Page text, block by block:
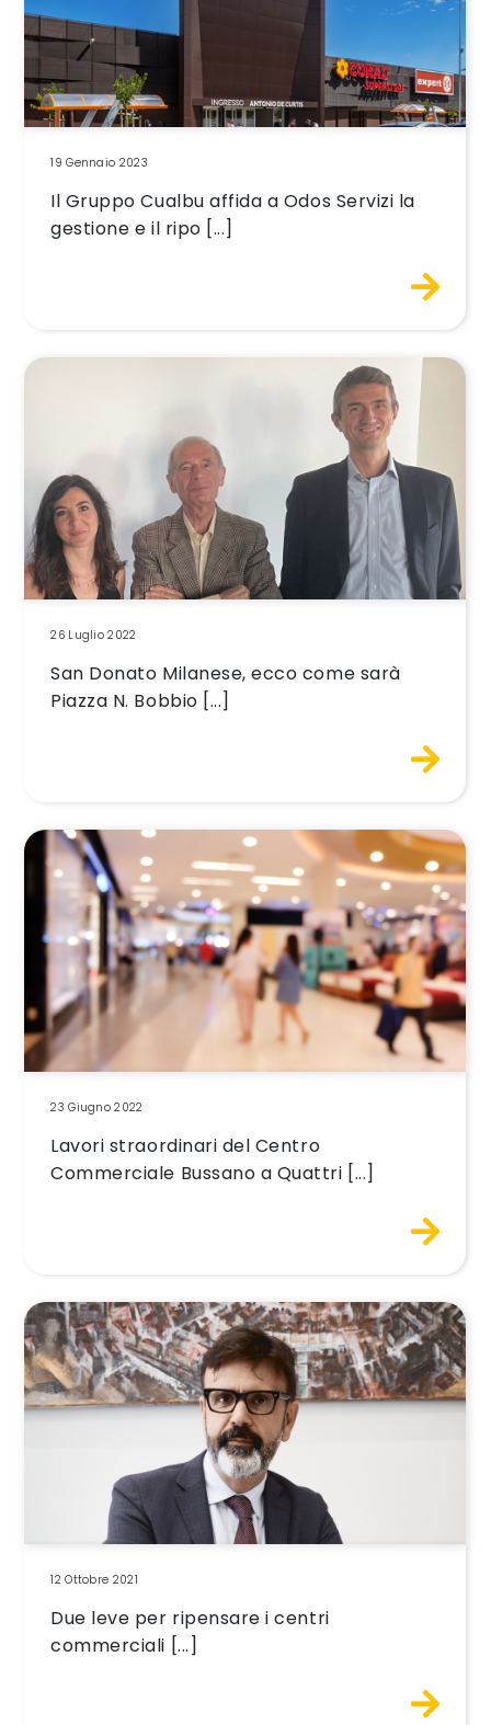
19 Gennaio 2023
Il Gruppo Cualbu affida a Odos Servizi la
gestione e il ripo [...]
26 Luglio 2022
San Donato Milanese, ecco come sarà
Piazza N. Bobbio [...]
23 Giugno 2022
Lavori straordinari del Centro
Commerciale Bussano a Quattri [...]
12 Ottobre 2021
Due leve per ripensare i centri
commerciali [...]